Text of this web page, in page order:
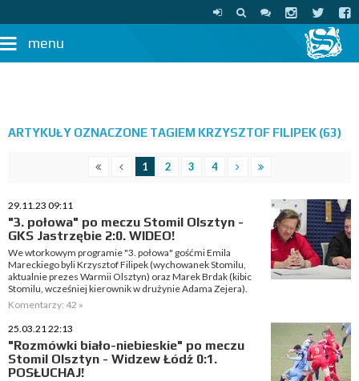
menu
ARTYKUŁY OZNACZONE TAGIEM KRZYSZTOF FILIPEK (63)
1 2 3 4
29.11.23 09:11
"3. połowa" po meczu Stomil Olsztyn -
GKS Jastrzębie 2:0. WIDEO!
We wtorkowym programie "3. połowa" gośćmi Emila
Mareckiego byli Krzysztof Filipek (wychowanek Stomilu,
aktualnie prezes Warmii Olsztyn) oraz Marek Brdak (kibic
Stomilu, wcześniej kierownik w drużynie Adama Zejera).
Komentarzy: 42 »
25.03.21 22:13
"Rozmówki biało-niebieskie" po meczu
Stomil Olsztyn - Widzew Łódź 0:1.
POSŁUCHAJ!